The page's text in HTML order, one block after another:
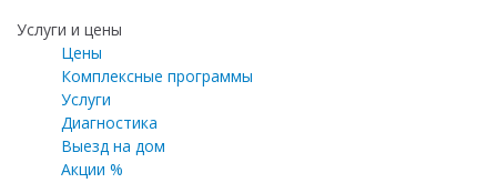
Услуги и цены
Цены
Комплексные программы
Услуги
Диагностика
Выезд на дом
Акции %